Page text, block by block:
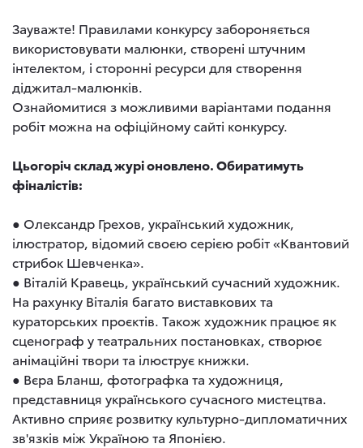
Зауважте! Правилами конкурсу забороняється
використовувати малюнки, створені штучним
інтелектом, і сторонні ресурси для створення
діджитал-малюнків.
Ознайомитися з можливими варіантами подання
робіт можна на офіційному сайті конкурсу.
Цьогоріч склад журі оновлено. Обиратимуть
фіналістів:
● Олександр Грехов, український художник,
ілюстратор, відомий своєю серією робіт «Квантовий
стрибок Шевченка».
● Віталій Кравець, український сучасний художник.
На рахунку Віталія багато виставкових та
кураторських проєктів. Також художник працює як
сценограф у театральних постановках, створює
анімаційні твори та ілюструє книжки.
● Вєра Бланш, фотографка та художниця,
представниця українського сучасного мистецтва.
Активно сприяє розвитку культурно-дипломатичних
зв'язків між Україною та Японією.